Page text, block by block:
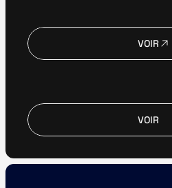
VOIR
VOIR